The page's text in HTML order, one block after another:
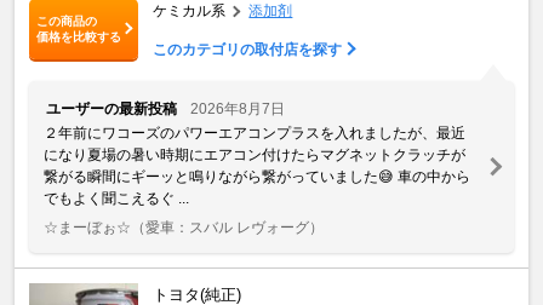
この商品の
価格を比較する
ケミカル系 添加剤
このカテゴリの取付店を探す
ユーザーの最新投稿
2026年8月7日
２年前にワコーズのパワーエアコンプラスを入れましたが、最近
になり夏場の暑い時期にエアコン付けたらマグネットクラッチが
繋がる瞬間にギーッと鳴りながら繋がっていました😅 車の中から
でもよく聞こえるぐ ...
☆まーぼぉ☆ （愛車：スバル レヴォーグ）
トヨタ(純正)